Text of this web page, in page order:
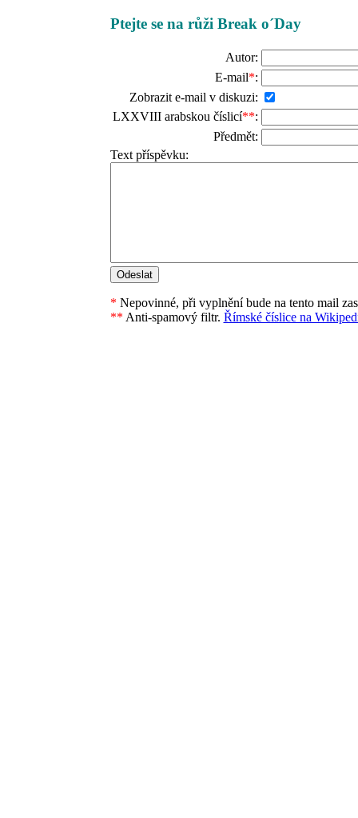
Ptejte se na růži Break o´Day
Autor:
E-mail*:
Zobrazit e-mail v diskuzi:
LXXVIII arabskou číslicí**:
Předmět:
Text příspěvku:
* Nepovinné, při vyplnění bude na tento mail
** Anti-spamový filtr. Římské číslice na